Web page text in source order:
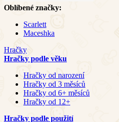
Oblíbené značky:
Scarlett
Maceshka
Hračky
Hračky podle věku
Hračky od narození
Hračky od 3 měsíců
Hračky od 6+ měsíců
Hračky od 12+
Hračky podle použití